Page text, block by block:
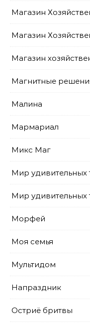
Магазин
Магазин
Магазин
Магнитные
Малина
Мармариал
Микс Маг
Мир удивительных
Мир удивительных
Морфей
Моя семья
Мультидом
Напраздник
Остриё бритвы